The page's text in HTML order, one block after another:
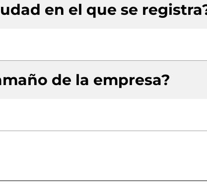
en el que se
de la empresa?